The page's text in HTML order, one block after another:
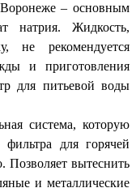
– основным
натрия. Жидкость,
не рекомендуется
и приготовления
для питьевой воды
система, которую
для горячей
Позволяет вытеснить
и металлические